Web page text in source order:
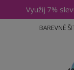
Využij 7%
BAREVNÉ